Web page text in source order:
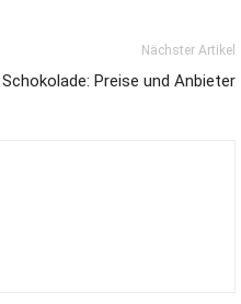
Nächster Artikel
Preise und Anbieter